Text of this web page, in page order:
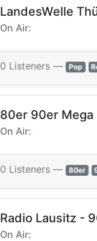
LandesWelle
On Air:
0 Listeners — Pop
80er 90er Mega
On Air:
0 Listeners — 80er
Radio Lausitz -
On Air: